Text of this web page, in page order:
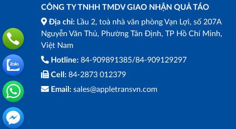
CÔNG TY TNHH TMDV GIAO NHẬN QUẢ TÁO
Địa chỉ: Lầu 2, toà nhà văn phòng Vạn Lợi, số 207A
Nguyễn Văn Thủ, Phường Tân Định, TP Hồ Chí Minh,
Việt Nam
Hotline: 84-909891385/84-909129297
Cell: 84-2873 012379
Email: sales@appletransvn.com